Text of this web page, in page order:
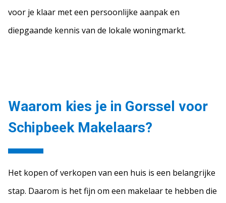
voor je klaar met een persoonlijke aanpak en
diepgaande kennis van de lokale woningmarkt.
Waarom kies je in Gorssel voor
Schipbeek Makelaars?
Het kopen of verkopen van een huis is een belangrijke
stap. Daarom is het fijn om een makelaar te hebben die